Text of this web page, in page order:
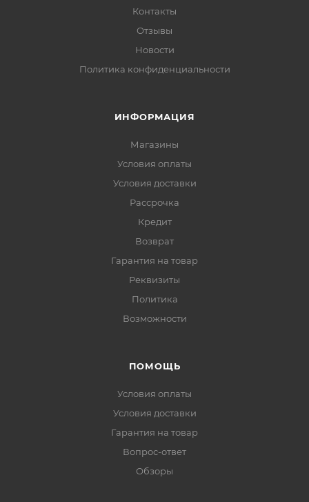
Контакты
Отзывы
Новости
Политика конфиденциальности
ИНФОРМАЦИЯ
Магазины
Условия оплаты
Условия доставки
Рассрочка
Кредит
Возврат
Гарантия на товар
Реквизиты
Политика
Возможности
ПОМОЩЬ
Условия оплаты
Условия доставки
Гарантия на товар
Вопрос-ответ
Обзоры